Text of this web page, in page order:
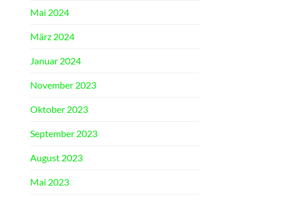
Mai 2024
März 2024
Januar 2024
November 2023
Oktober 2023
September 2023
August 2023
Mai 2023